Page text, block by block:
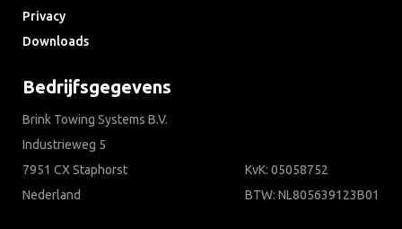
Privacy
Downloads
Bedrijfsgegevens
Brink Towing Systems B.V.
Industrieweg 5
7951 CX Staphorst
Nederland
KvK: 05058752
BTW: NL805639123B01